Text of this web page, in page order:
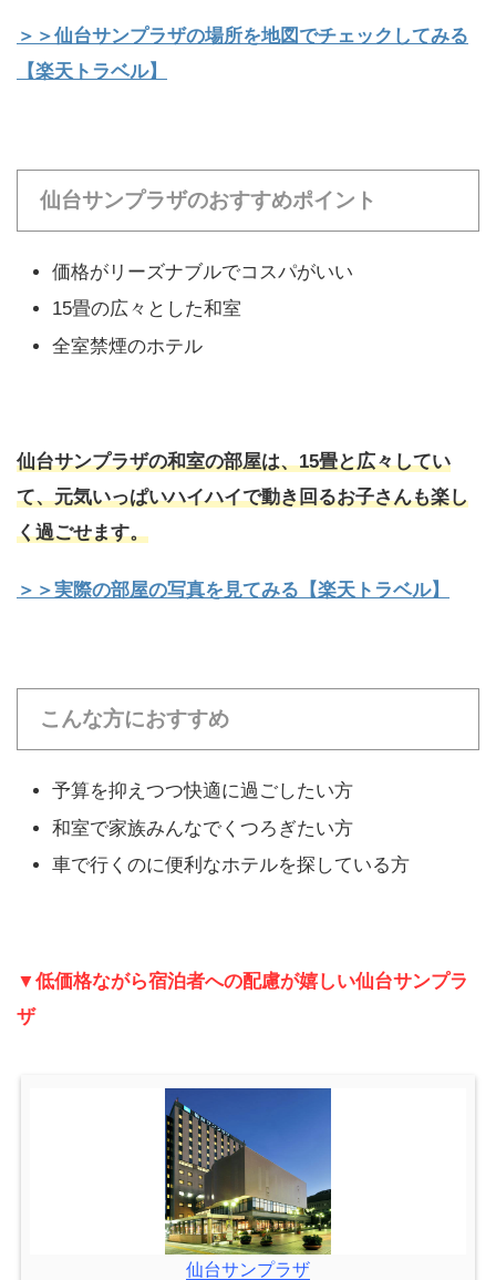
＞＞仙台サンプラザの場所を地図でチェックしてみる
【楽天トラベル】
仙台サンプラザのおすすめポイント
価格がリーズナブルでコスパがいい
15畳の広々とした和室
全室禁煙のホテル
仙台サンプラザの和室の部屋は、15畳と広々してい
て、元気いっぱいハイハイで動き回るお子さんも楽し
く過ごせます。
＞＞実際の部屋の写真を見てみる【楽天トラベル】
こんな方におすすめ
予算を抑えつつ快適に過ごしたい方
和室で家族みんなでくつろぎたい方
車で行くのに便利なホテルを探している方
▼低価格ながら宿泊者への配慮が嬉しい仙台サンプラ
ザ
仙台サンプラザ